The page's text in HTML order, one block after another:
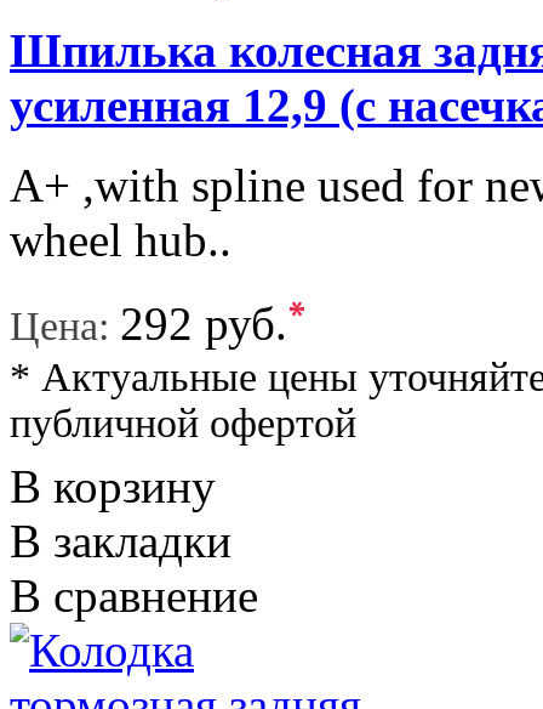
Шпилька колесная
усиленная 12,9 (с
A+ ,with spline used for
wheel hub..
Цена: 292 руб.*
* Актуальные цены
публичной офертой
В корзину
В закладки
В сравнение